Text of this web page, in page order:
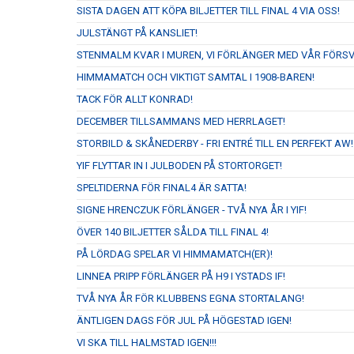
SISTA DAGEN ATT KÖPA BILJETTER TILL FINAL 4 VIA OSS!
JULSTÄNGT PÅ KANSLIET!
STENMALM KVAR I MUREN, VI FÖRLÄNGER MED VÅR
HIMMAMATCH OCH VIKTIGT SAMTAL I 1908-BAREN!
TACK FÖR ALLT KONRAD!
DECEMBER TILLSAMMANS MED HERRLAGET!
STORBILD & SKÅNEDERBY - FRI ENTRÉ TILL EN PERFEKT AW!
YIF FLYTTAR IN I JULBODEN PÅ STORTORGET!
SPELTIDERNA FÖR FINAL4 ÄR SATTA!
SIGNE HRENCZUK FÖRLÄNGER - TVÅ NYA ÅR I YIF!
ÖVER 140 BILJETTER SÅLDA TILL FINAL 4!
PÅ LÖRDAG SPELAR VI HIMMAMATCH(ER)!
LINNEA PRIPP FÖRLÄNGER PÅ H9 I YSTADS IF!
TVÅ NYA ÅR FÖR KLUBBENS EGNA STORTALANG!
ÄNTLIGEN DAGS FÖR JUL PÅ HÖGESTAD IGEN!
VI SKA TILL HALMSTAD IGEN!!!